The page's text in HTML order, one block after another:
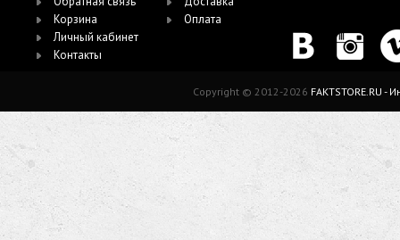
Корзина
Личный кабинет
Контакты
Оплата
Copyright © 2012-2026 FAKTSTORE.RU